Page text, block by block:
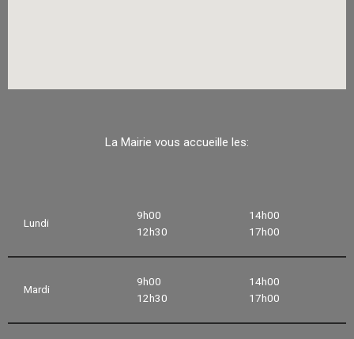
La Mairie vous accueille les:
Lundi
9h00
12h30
14h00
17h00
Mardi
9h00
12h30
14h00
17h00